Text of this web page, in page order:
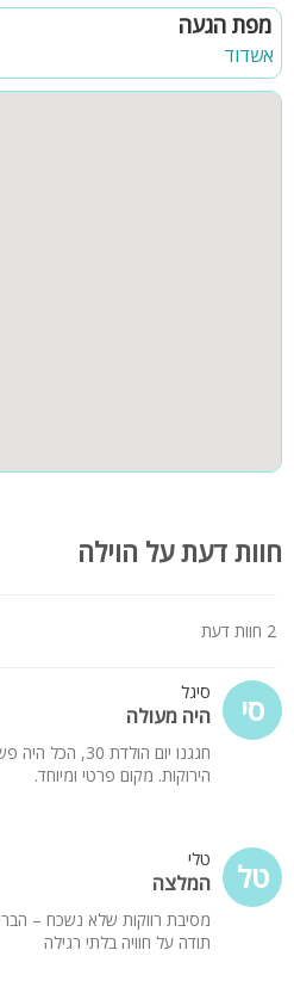
מרחב מוגן
מפת הגעה
אשדוד
חוות דעת על הוילה
2 חוות דעת
סי סיגל
היה מעולה
חגגנו יום
הירוקות. מקום פרטי ומיוחד.
טל טלי
המלצה
מסיבת רווקות שלא נשכח – הבר,
תודה על חוויה בלתי רגילה